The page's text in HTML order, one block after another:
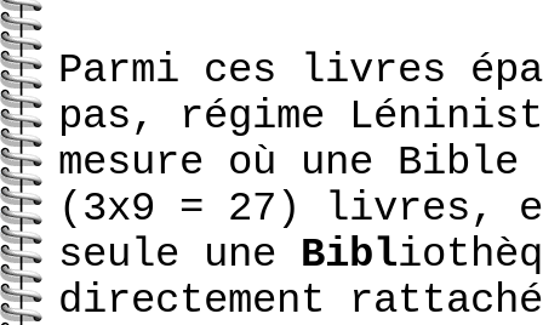
Parmi ces livres
pas, régime
mesure où une Bible
(3x9 = 27) livres,
seule une Bibl
directement